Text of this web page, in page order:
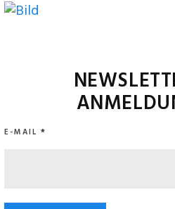
E-MAIL *